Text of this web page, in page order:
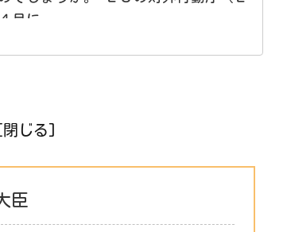
月に
臣